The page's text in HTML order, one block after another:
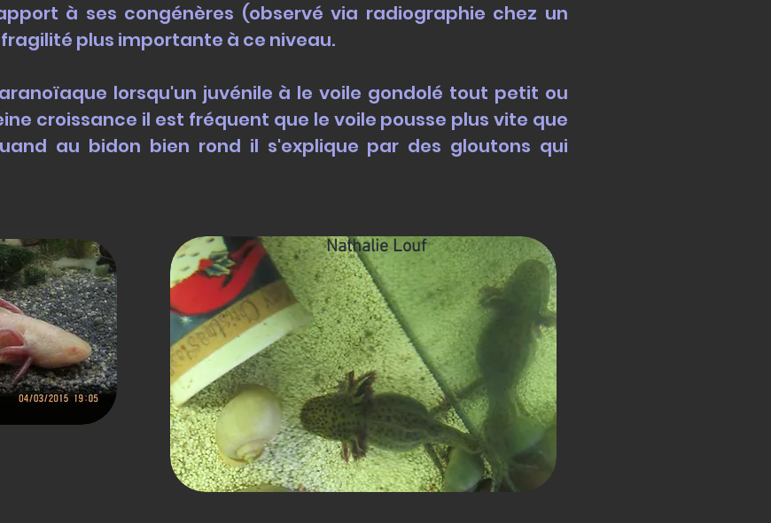
à ses congénères (observé via radiographie chez un
plus importante à ce niveau.
lorsqu'un juvénile à le voile gondolé tout petit ou
croissance il est fréquent que le voile pousse plus vite que
au bidon bien rond il s'explique par des gloutons qui
Nathalie Louf